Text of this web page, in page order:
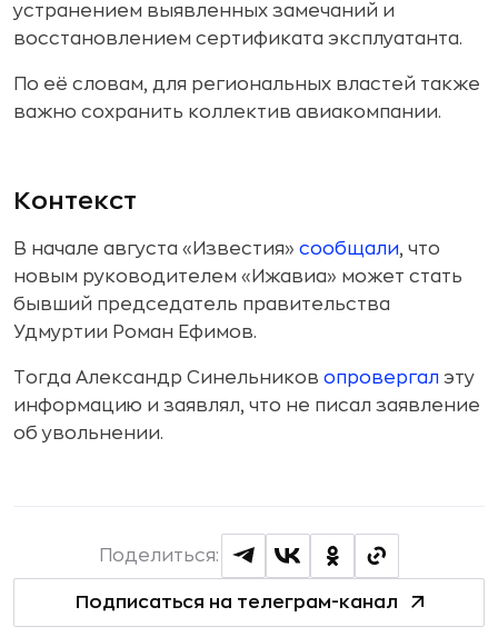
устранением выявленных замечаний и
восстановлением сертификата эксплуатанта.
По её словам, для региональных властей также
важно сохранить коллектив авиакомпании.
Контекст
В начале августа «Известия» сообщали, что
новым руководителем «Ижавиа» может стать
бывший председатель правительства
Удмуртии Роман Ефимов.
Тогда Александр Синельников опровергал эту
информацию и заявлял, что не писал заявление
об увольнении.
Поделиться:
Подписаться на телеграм-канал